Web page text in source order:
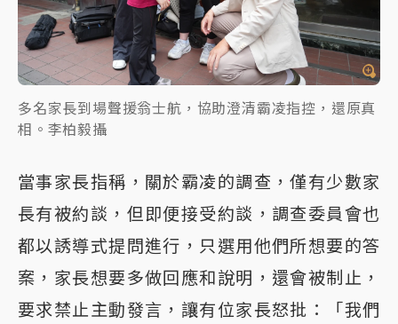
多名家長到場聲援翁士航，協助澄清霸凌指控，還原真
相。李柏毅攝
當事家長指稱，關於霸凌的調查，僅有少數家
長有被約談，但即便接受約談，調查委員會也
都以誘導式提問進行，只選用他們所想要的答
案，家長想要多做回應和說明，還會被制止，
要求禁止主動發言，讓有位家長怒批：「我們